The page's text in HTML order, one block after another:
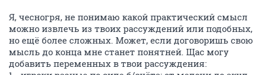
Я, чесногря, не понимаю какой практический смысл
можно извлечь из твоих рассуждений или подобных,
но ещё более сложных. Может, если договоришь свою
мысль до конца мне станет понятней. Щас могу
добавить переменных в твои рассуждения: